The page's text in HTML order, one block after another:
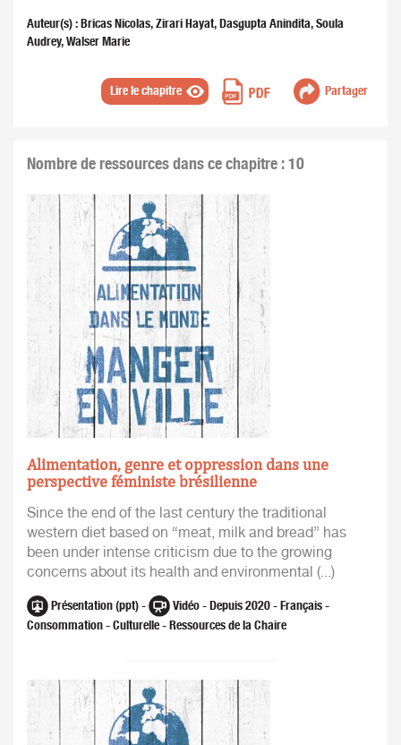
Auteur(s) : Bricas Nicolas, Zirari Hayat, Dasgupta Anindita, Soula
Audrey, Walser Marie
Partager
Lire le chapitre
Nombre de ressources dans ce chapitre : 10
Alimentation, genre et oppression dans une
perspective féministe brésilienne
Since the end of the last century the traditional
western diet based on “meat, milk and bread” has
been under intense criticism due to the growing
concerns about its health and environmental (...)
Présentation (ppt) -
Vidéo - Depuis 2020 - Français -
Consommation - Culturelle - Ressources de la Chaire